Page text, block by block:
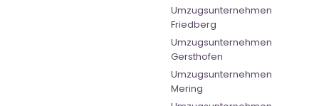
Umzugsunternehmen
Friedberg
Umzugsunternehmen
Gersthofen
Umzugsunternehmen
Mering